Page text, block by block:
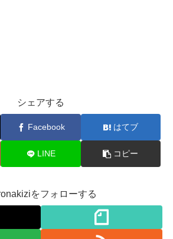
シェアする
Facebook はてブ
LINE コピー
をフォローする